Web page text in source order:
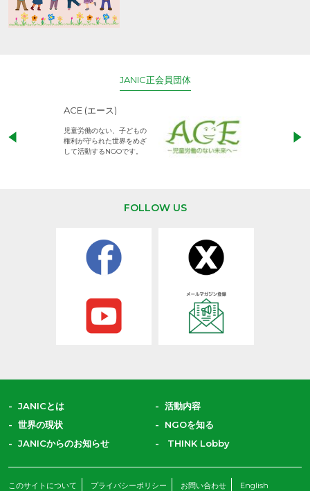
JANIC正会員団体
ACE (エース)
児童労働のない、子どもの
権利が守られた世界をめざ
して活動するNGOです。
私たちの願いは
FOLLOW US
JANICとは
活動内容
世界の現状
NGOを知る
JANICからのお知らせ
THINK Lobby
このサイトについて プライバシーポリシー お問い合わせ English